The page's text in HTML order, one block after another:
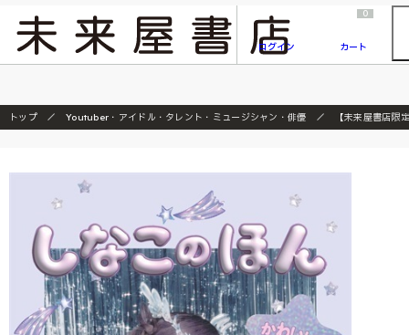
『ONE PIECE magazine 021 ONE PIECEカード付き同梱版』発売延期のご案内
ログイン
0
カート
トップ Youtuber・アイドル・タレント・ミュージシャン・俳優 【未来屋書店